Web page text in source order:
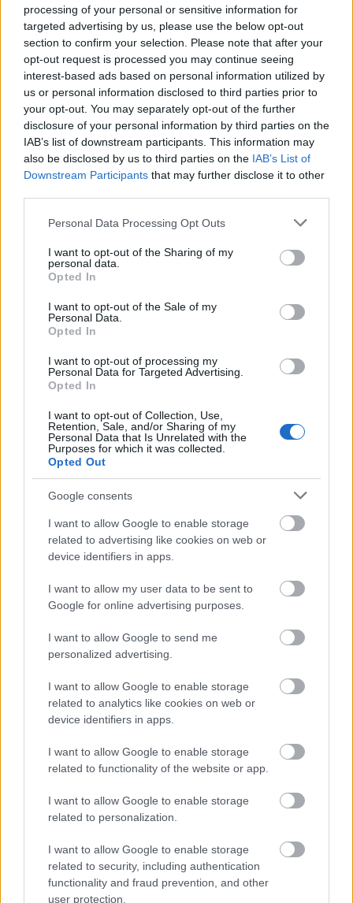
processing of your personal or sensitive information for
targeted advertising by us, please use the below opt-out
section to confirm your selection. Please note that after your
opt-out request is processed you may continue seeing
interest-based ads based on personal information utilized by
us or personal information disclosed to third parties prior to
your opt-out. You may separately opt-out of the further
disclosure of your personal information by third parties on the
IAB’s list of downstream participants. This information may
also be disclosed by us to third parties on the IAB’s List of
Downstream Participants that may further disclose it to other
Please note that this website/app uses one or more Google
not limited to your visit or usage behaviour. You may click to
grant or deny consent to Google and its third-party tags to
use your data for below specified purposes in below Google
consent section.
Personal Data Processing Opt Outs
I want to opt-out of the Sharing of my
personal data.
Opted In
I want to opt-out of the Sale of my
Personal Data.
Opted In
I want to opt-out of processing my
Personal Data for Targeted Advertising.
Opted In
I want to opt-out of Collection, Use,
Retention, Sale, and/or Sharing of my
Personal Data that Is Unrelated with the
Purposes for which it was collected.
Opted Out
Google consents
I want to allow Google to enable storage
related to advertising like cookies on web or
device identifiers in apps.
I want to allow my user data to be sent to
Google for online advertising purposes.
I want to allow Google to send me
personalized advertising.
I want to allow Google to enable storage
related to analytics like cookies on web or
device identifiers in apps.
I want to allow Google to enable storage
related to functionality of the website or app.
I want to allow Google to enable storage
related to personalization.
I want to allow Google to enable storage
related to security, including authentication
functionality and fraud prevention, and other
user protection.
on-air
„BARTÓKKAL EURÓPÁÉRT” – NAGYSZABÁSÚ
FESZTIVÁLLAL INDUL A CONCERTO BUDAPEST
ORSZÁGOS TÁNCHÁZTALÁLKOZÓ ÉS
KIRAKODÓVÁSÁR
CONCERTO MESTERISKOLA ALBRECHT MAYER
OBOAMŰVÉSSZEL
A bejegyzés trackback címe:
https://kulturpart.hu/api/trackback/id/15634862
Kommentek:
minősülnek, értük a
szolgáltatás technikai
üzemeltetője semmilyen felelősséget
nem vállal, azokat nem ellenőrzi. Kifogás esetén forduljon a blog szerkesztőjéhez.
Részletek a
Felhasználási feltételekben adatvédelmi tájékoztatóban